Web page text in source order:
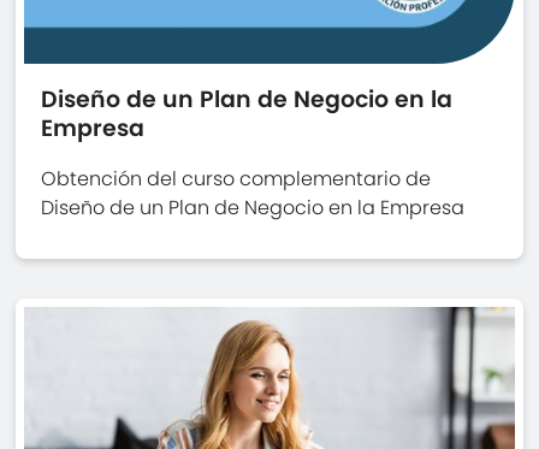
Diseño de un Plan de Negocio en la
Empresa
Obtención del curso complementario de
Diseño de un Plan de Negocio en la Empresa